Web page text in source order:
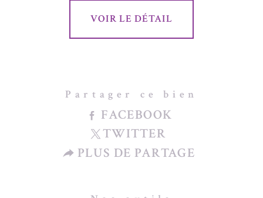
VOIR LE DÉTAIL
Partager ce bien
FACEBOOK
TWITTER
PLUS DE PARTAGE